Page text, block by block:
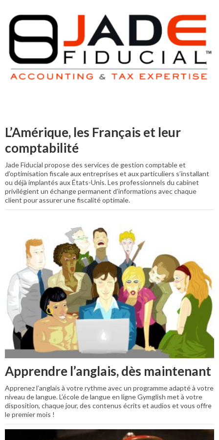
L’Amérique, les Français et leur
comptabilité
Jade Fiducial propose des services de gestion comptable et
d’optimisation fiscale aux entreprises et aux particuliers s’installant
ou déjà implantés aux États-Unis. Les professionnels du cabinet
privilégient un échange permanent d’informations avec chaque
client pour assurer une fiscalité optimale.
Apprendre l’anglais, dès maintenant
Apprenez l’anglais à votre rythme avec un programme adapté à votre
niveau de langue. L’école de langue en ligne Gymglish met à votre
disposition, chaque jour, des contenus écrits et audios et vous offre
le premier mois !